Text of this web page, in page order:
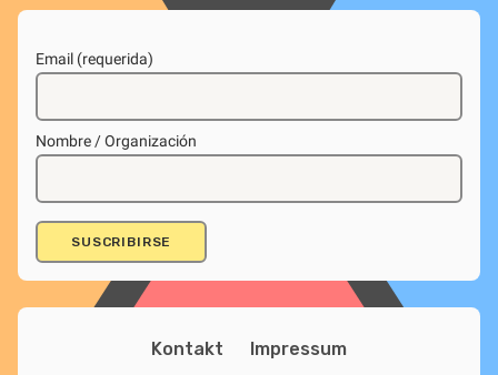
Email (requerida)
Nombre / Organización
Kontakt Impressum